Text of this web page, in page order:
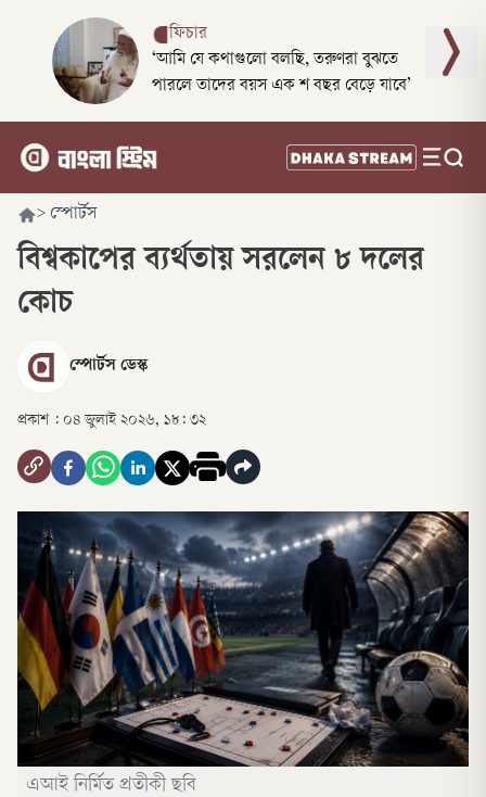
ফিচার
‘আমি যে কথাগুলো বলছি, তরুণরা বুঝতে
পারলে তাদের বয়স এক শ বছর বেড়ে যাবে’
> স্পোর্টস
বিশ্বকাপের ব্যর্থতায় সরলেন ৮ দলের
কোচ
স্পোর্টস ডেস্ক
প্রকাশ : ০৪ জুলাই ২০২৬, ১৮: ৩২
এআই নির্মিত প্রতীকী ছবি